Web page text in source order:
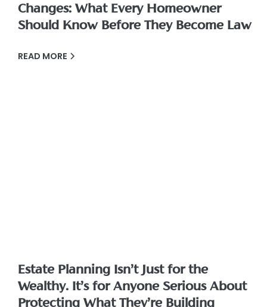
Changes: What Every Homeowner
Should Know Before They Become Law
READ MORE
Estate Planning Isn’t Just for the
Wealthy. It’s for Anyone Serious About
Protecting What They’re Building